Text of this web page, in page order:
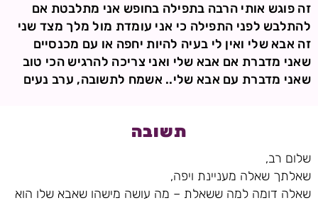
זה פוגש אותי הרבה בתפילה בחופש אני מתלבטת אם
להתלבש לפני התפילה כי אני עומדת מול מלך מצד שני
זה אבא שלי ואין לי בעיה להיות יחפה או עם מכנסיים
שאני מדברת אם אבא שלי ואני צריכה להרגיש הכי טוב
שאני מדברת עם אבא שלי.. אשמח לתשובה, ערב נעים
תשובה
שלום רב,
שאלתך שאלה מעניינת ויפה,
שאלה דומה למה ששאלת – מה עושה מישהו שאבא שלו הוא